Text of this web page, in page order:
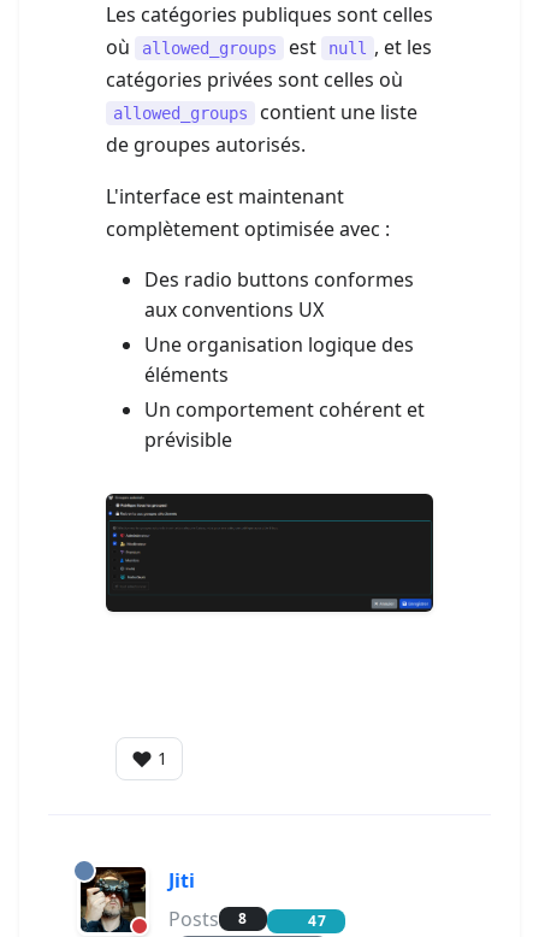
Les catégories publiques sont celles
où
allowed_groups est null
, et les
catégories privées sont celles où
allowed_groups
contient une liste
de groupes autorisés.
L'interface est maintenant
complètement optimisée avec :
Des radio buttons conformes
aux conventions UX
Une organisation logique des
éléments
Un comportement cohérent et
prévisible
❤️ 1
Jiti
Posts
8 47